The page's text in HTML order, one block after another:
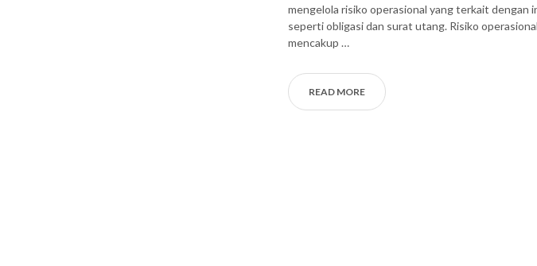
mengelola risiko operasional yang terkait dengan
seperti obligasi dan surat utang. Risiko
mencakup …
READ MORE